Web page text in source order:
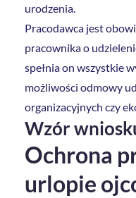
urodzenia.
Pracodawca jest
pracownika o
spełnia on wszystkie
możliwości odmowy
organizacyjnych czy
Wzór
Ochrona
urlopie